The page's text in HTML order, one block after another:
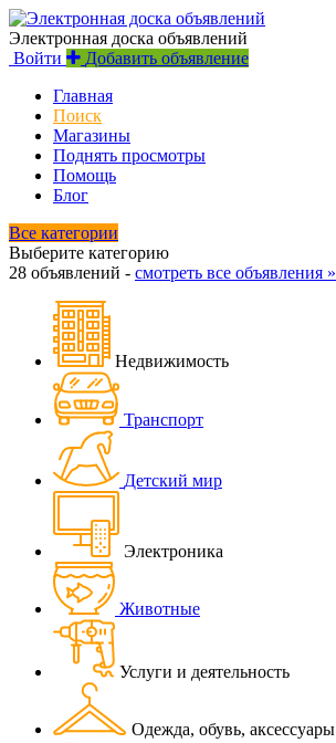
Электронная доска объявлений
Войти
Добавить объявление
Главная
Поиск
Магазины
Поднять просмотры
Помощь
Блог
Все категории
Выберите категорию
28 объявлений - смотреть все объявления »
Недвижимость
Транспорт
Детский мир
Электроника
Животные
Услуги и деятельность
Одежда, обувь, аксессуары